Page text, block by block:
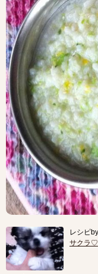
レシピby
サクラ♡